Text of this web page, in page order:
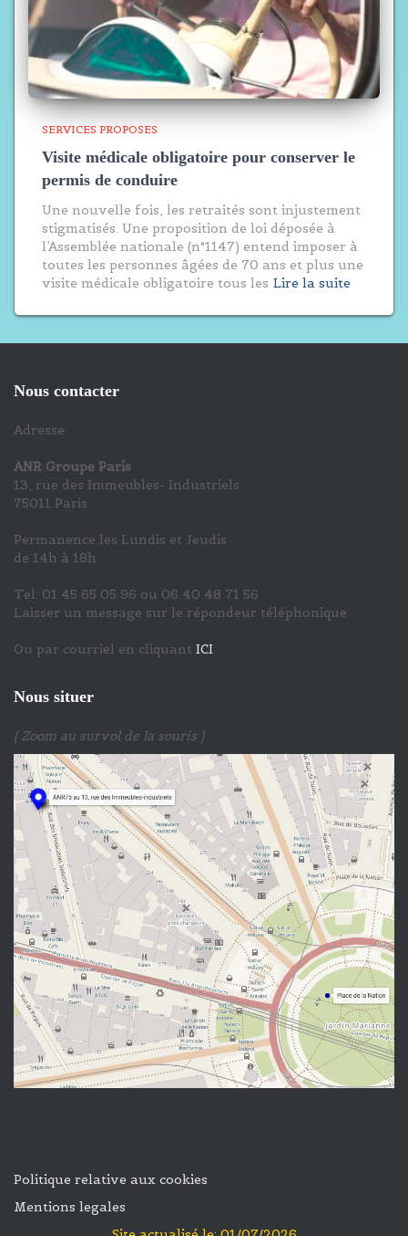
SERVICES PROPOSES
Visite médicale obligatoire pour conserver le
permis de conduire
Une nouvelle fois, les retraités sont injustement
stigmatisés. Une proposition de loi déposée à
l’Assemblée nationale (n°1147) entend imposer à
toutes les personnes âgées de 70 ans et plus une
visite médicale obligatoire tous les Lire la suite
Nous contacter
Adresse:
ANR Groupe Paris
13, rue des Immeubles- Industriels
75011 Paris
Permanence les Lundis et Jeudis
de 14h à 18h
Tel: 01 45 65 05 96 ou 06 40 48 71 56
Laisser un message sur le répondeur téléphonique
Ou par courriel en cliquant ICI
Nous situer
( Zoom au survol de la souris )
Politique relative aux cookies
Mentions legales